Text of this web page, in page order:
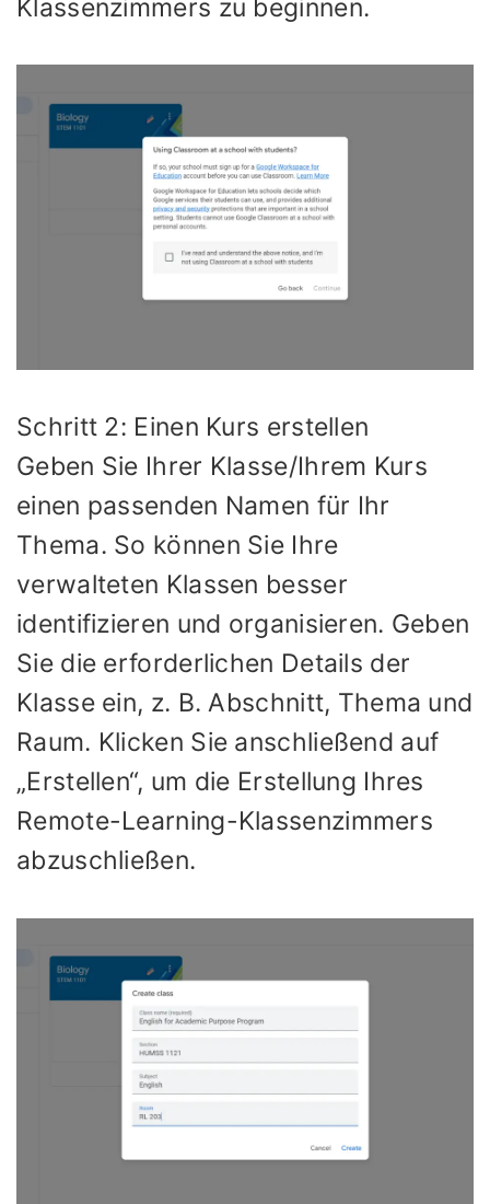
Klassenzimmers zu beginnen.
Schritt 2: Einen Kurs erstellen
Geben Sie Ihrer Klasse/Ihrem Kurs
einen passenden Namen für Ihr
Thema. So können Sie Ihre
verwalteten Klassen besser
identifizieren und organisieren. Geben
Sie die erforderlichen Details der
Klasse ein, z. B. Abschnitt, Thema und
Raum. Klicken Sie anschließend auf
„Erstellen“, um die Erstellung Ihres
Remote-Learning-Klassenzimmers
abzuschließen.